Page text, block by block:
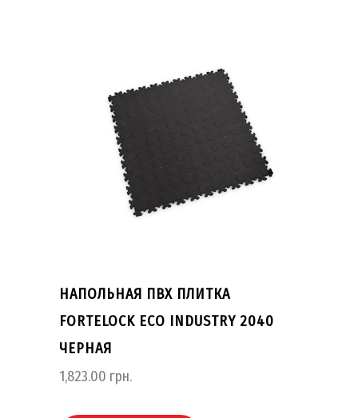
НАПОЛЬНАЯ ПВХ ПЛИТКА
FORTELOCK ECO INDUSTRY 2040
ЧЕРНАЯ
1,823.00 грн.